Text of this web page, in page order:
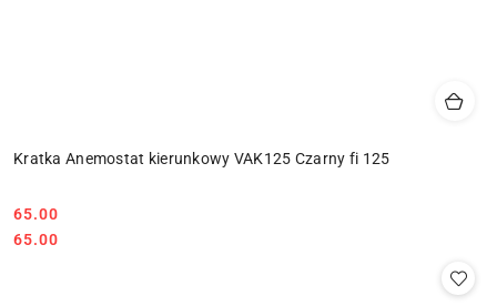
Kratka Anemostat kierunkowy VAK125 Czarny fi 125
Cena:
65.00
Cena:
65.00